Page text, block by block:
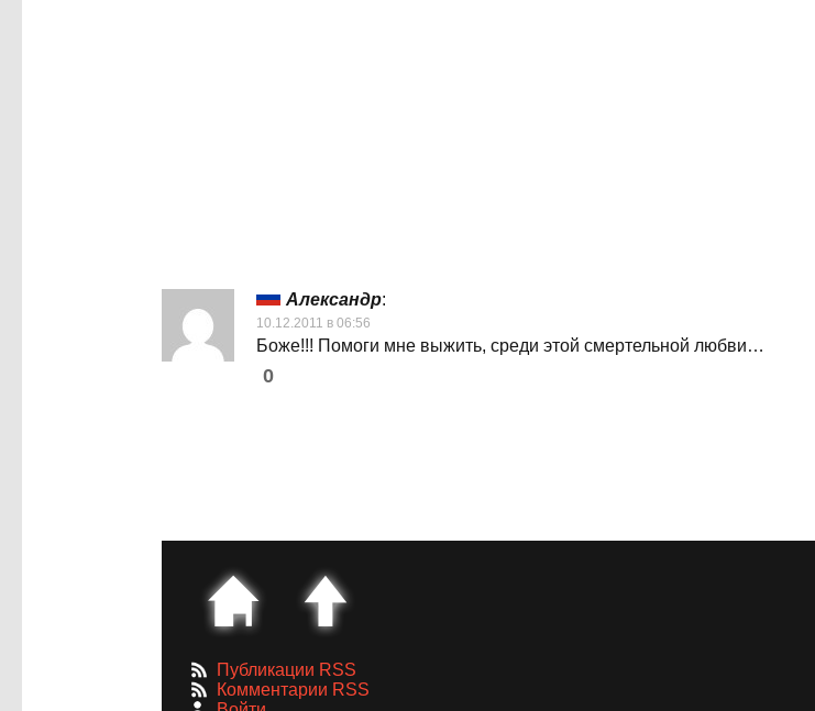
Александр:
10.12.2011 в 06:56
Боже!!! Помоги мне выжить, среди этой смертельной любви…
0
Публикации RSS
Комментарии RSS